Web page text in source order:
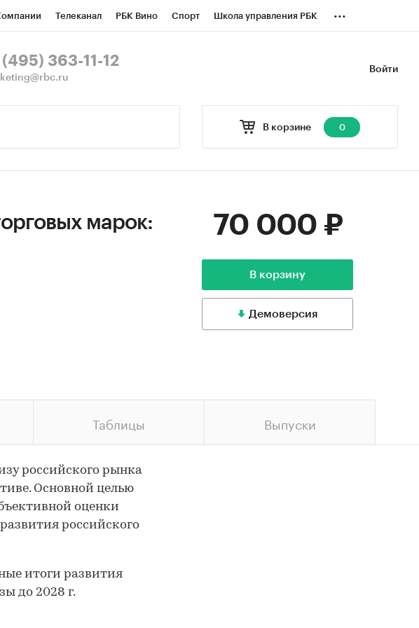
Телеканал РБК Вино Спорт Школа управления РБК
Спецпроекты
...
Войти
(495) 363-11-12
В корзине 0
марок:
70 000 ₽
В корзину
Демоверсия
Таблицы Выпуски
российского рынка
Основной целью
оценки
российского
итоги развития
до 2028 г.